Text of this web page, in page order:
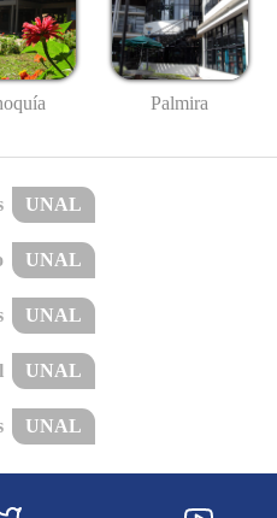
Palmira
UNAL
UNAL
UNAL
UNAL
UNAL